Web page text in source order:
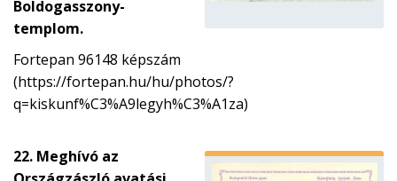
Boldogasszony-
templom.
Fortepan 96148 képszám
(https://fortepan.hu/hu/photos/?
q=kiskunf%C3%A9legyh%C3%A1za)
22. Meghívó az